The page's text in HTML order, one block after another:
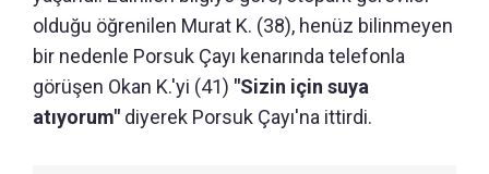
olduğu öğrenilen Murat K. (38), henüz bilinmeyen
bir nedenle Porsuk Çayı kenarında telefonla
görüşen Okan K.'yi (41) "Sizin için suya
atıyorum" diyerek Porsuk Çayı'na ittirdi.